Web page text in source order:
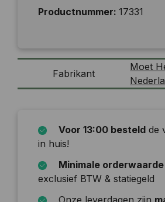
Productnummer: 17331
Fabrikant
Moet
Voor 13:00 besteld de
in huis!
Minimale
exclusief BTW & statiegeld